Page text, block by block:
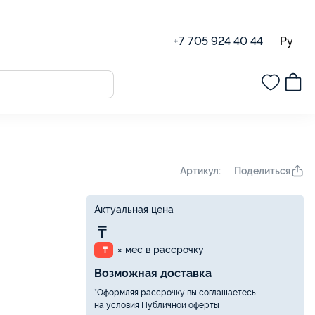
+7 705 924 40 44 Ру
Артикул: Поделиться
Актуальная цена
₸
₸ × мес в рассрочку
Возможная доставка
*Оформляя рассрочку вы соглашаетесь
на условия Публичной оферты